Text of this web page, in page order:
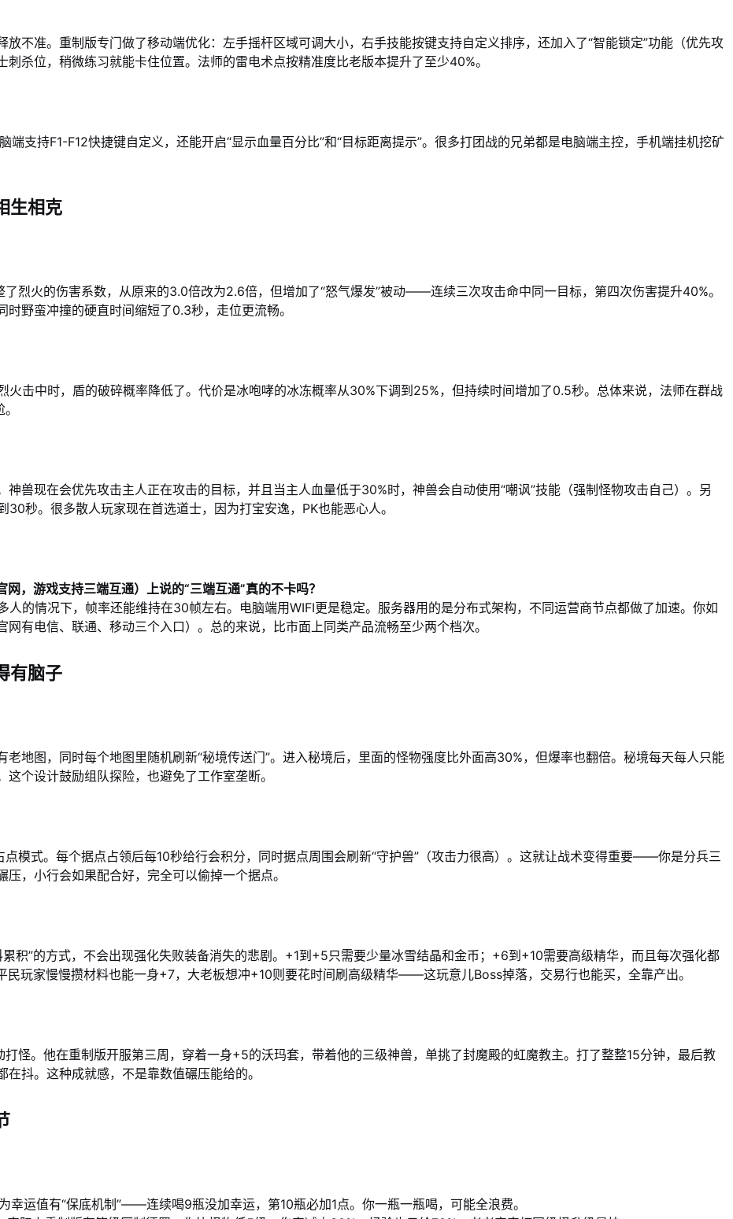
不准。重制版专门做了移动端优化：左手摇杆区域可调大小，右手技能按键支持自定义排序，还加入了“智能锁定”功能（优先攻
杀位，稍微练习就能卡住位置。法师的雷电术点按精准度比老版本提升了至少40%。
支持F1-F12快捷键自定义，还能开启“显示血量百分比”和“目标距离提示”。很多打团战的兄弟都是电脑端主控，手机端挂机挖矿
生相克
烈火的伤害系数，从原来的3.0倍改为2.6倍，但增加了“怒气爆发”被动——连续三次攻击命中同一目标，第四次伤害提升40%。
野蛮冲撞的硬直时间缩短了0.3秒，走位更流畅。
击中时，盾的破碎概率降低了。代价是冰咆哮的冰冻概率从30%下调到25%，但持续时间增加了0.5秒。总体来说，法师在群战
兽现在会优先攻击主人正在攻击的目标，并且当主人血量低于30%时，神兽会自动使用“嘲讽”技能（强制怪物攻击自己）。另
秒。很多散人玩家现在首选道士，因为打宝安逸，PK也能恶心人。
网，游戏支持三端互通）上说的“三端互通”真的不卡吗？
的情况下，帧率还能维持在30帧左右。电脑端用WIFI更是稳定。服务器用的是分布式架构，不同运营商节点都做了加速。你如
有电信、联通、移动三个入口）。总的来说，比市面上同类产品流畅至少两个档次。
有脑子
地图，同时每个地图里随机刷新“秘境传送门”。进入秘境后，里面的怪物强度比外面高30%，但爆率也翻倍。秘境每天每人只能
个设计鼓励组队探险，也避免了工作室垄断。
点模式。每个据点占领后每10秒给行会积分，同时据点周围会刷新“守护兽”（攻击力很高）。这就让战术变得重要——你是分兵三
，小行会如果配合好，完全可以偷掉一个据点。
积”的方式，不会出现强化失败装备消失的悲剧。+1到+5只需要少量冰雪结晶和金币；+6到+10需要高级精华，而且每次强化都
玩家慢慢攒材料也能一身+7，大老板想冲+10则要花时间刷高级精华——这玩意儿Boss掉落，交易行也能买，全靠产出。
怪。他在重制版开服第三周，穿着一身+5的沃玛套，带着他的三级神兽，单挑了封魔殿的虹魔教主。打了整整15分钟，最后教
抖。这种成就感，不是靠数值碾压能给的。
幸运值有“保底机制”——连续喝9瓶没加幸运，第10瓶必加1点。你一瓶一瓶喝，可能全浪费。